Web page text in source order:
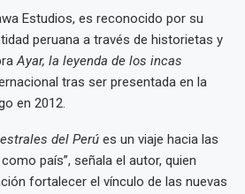
Estudios, es reconocido por su
peruana a través de historietas y
Ayar, la leyenda de los incas
tras ser presentada en la
en 2012.
del Perú es un viaje hacia las
país”, señala el autor, quien
fortalecer el vínculo de las nuevas